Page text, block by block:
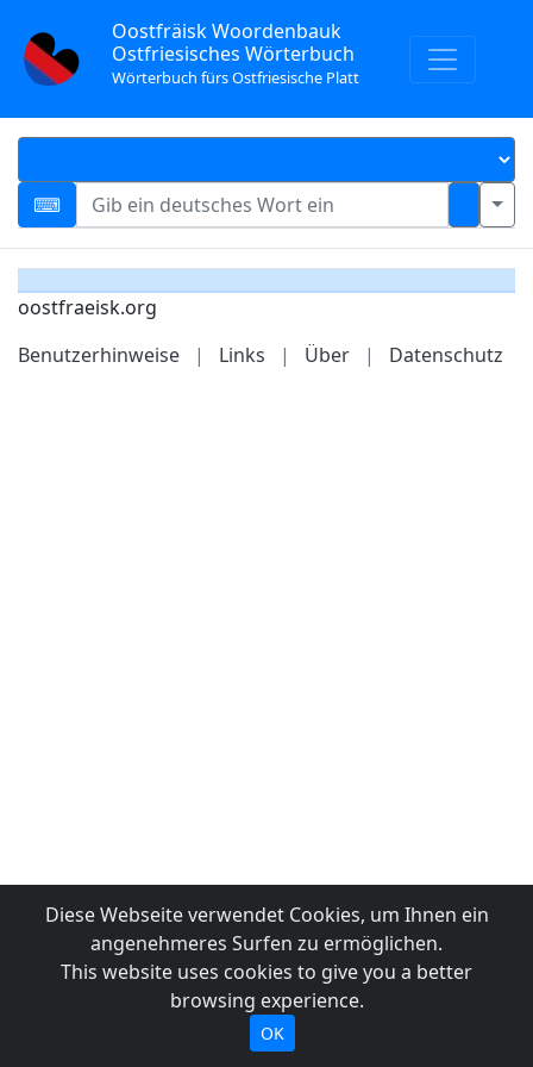
Oostfräisk Woordenbauk
Ostfriesisches Wörterbuch
Wörterbuch fürs Ostfriesische Platt
oostfraeisk.org
Benutzerhinweise
| Links | Über | Datenschutz
Diese Webseite verwendet Cookies, um Ihnen ein
angenehmeres Surfen zu ermöglichen.
This website uses cookies to give you a better
browsing experience.
OK